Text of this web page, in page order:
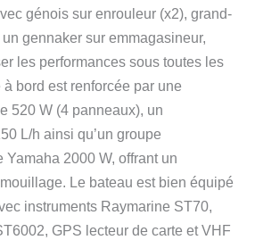
génois sur enrouleur (x2), grand-
gennaker sur emmagasineur,
les performances sous toutes les
à bord est renforcée par une
520 W (4 panneaux), un
L/h ainsi qu’un groupe
2000 W, offrant un
Le bateau est bien équipé
instruments Raymarine ST70,
GPS lecteur de carte et VHF